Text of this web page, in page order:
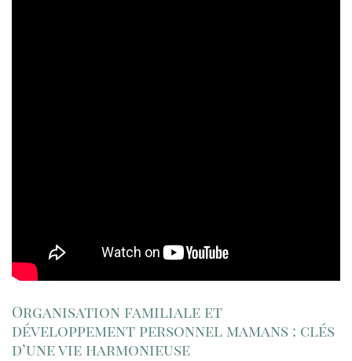
Organisation familiale et
développement personnel mamans : clés
d’une vie harmonieuse